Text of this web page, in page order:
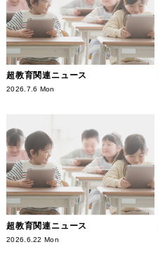
超教育関連ニュース
2026.7.6 Mon
超教育関連ニュース
2026.6.22 Mon